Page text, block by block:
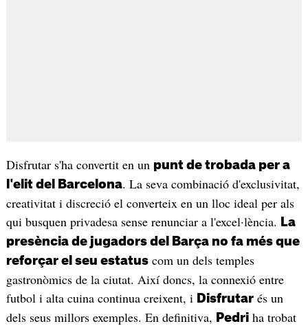
Disfrutar s'ha convertit en un punt de trobada per a
l'elit del Barcelona. La seva combinació d'exclusivitat,
creativitat i discreció el converteix en un lloc ideal per als
qui busquen privadesa sense renunciar a l'excel·lència.
La
presència de jugadors del Barça no fa més que
reforçar el seu estatuscom un dels temples
gastronòmics de la ciutat. Així doncs, la connexió entre
futbol i alta cuina continua creixent, i Disfrutarés un
dels seus millors exemples. En definitiva,
Pedriha trobat